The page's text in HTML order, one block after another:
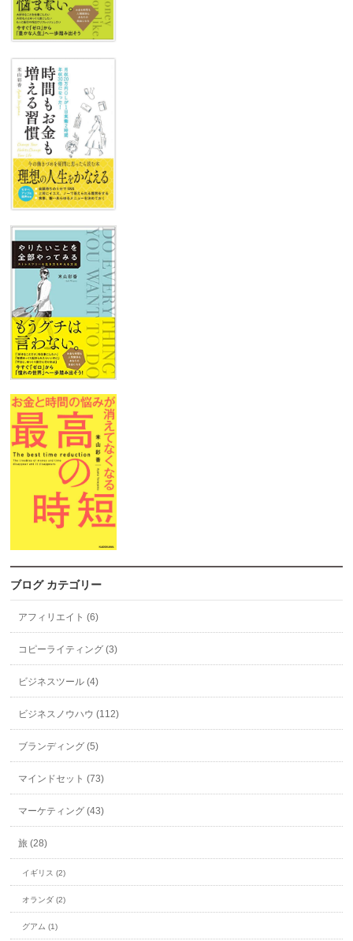
ブログ カテゴリー
アフィリエイト (6)
コピーライティング (3)
ビジネスツール (4)
ビジネスノウハウ (112)
ブランディング (5)
マインドセット (73)
マーケティング (43)
旅 (28)
イギリス (2)
オランダ (2)
グアム (1)